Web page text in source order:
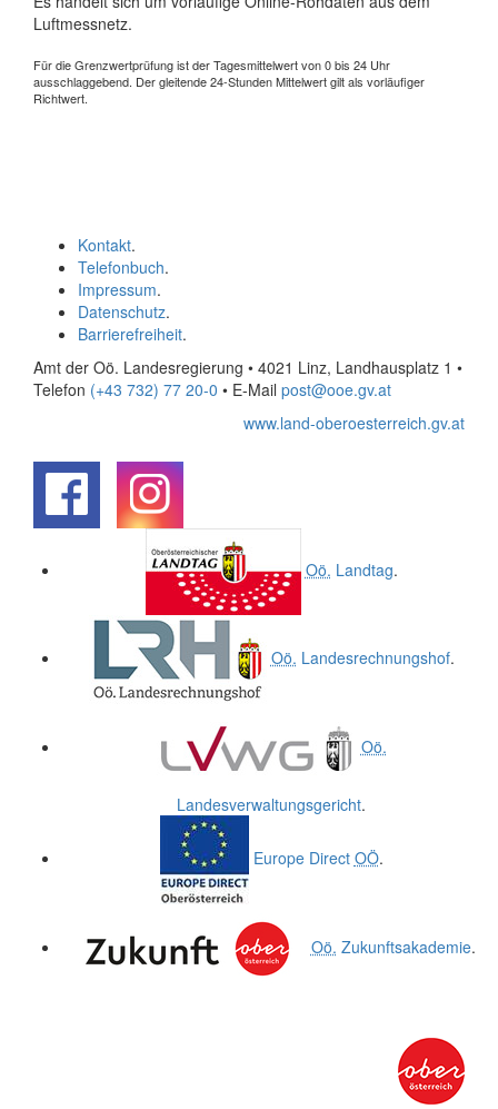
Luftmessnetz.
Für die Grenzwertprüfung ist der Tagesmittelwert von 0 bis 24 Uhr
ausschlaggebend. Der gleitende 24-Stunden Mittelwert gilt als vorläufiger
Richtwert.
Kontakt.
Telefonbuch.
Impressum.
Datenschutz.
Barrierefreiheit.
Amt der Oö. Landesregierung • 4021 Linz, Landhausplatz 1 •
Telefon (+43 732) 77 20-0 • E-Mail post@ooe.gv.at
www.land-oberoesterreich.gv.at
Oö. Landtag.
Oö. Landesrechnungshof.
Oö.
Landesverwaltungsgericht.
Europe Direct OÖ.
Oö. Zukunftsakademie.